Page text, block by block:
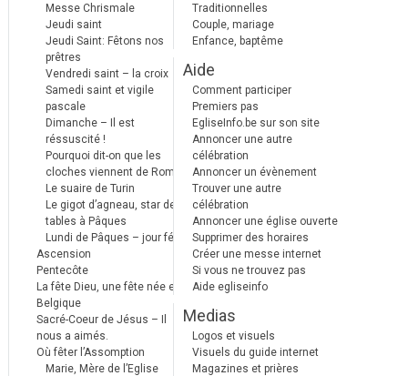
Messe Chrismale
Jeudi saint
Jeudi Saint: Fêtons nos
prêtres
Vendredi saint – la croix
Samedi saint et vigile
pascale
Dimanche – Il est
réssuscité !
Pourquoi dit-on que les
cloches viennent de Rome ?
Le suaire de Turin
Le gigot d’agneau, star des
tables à Pâques
Lundi de Pâques – jour férié
Ascension
Pentecôte
La fête Dieu, une fête née en
Belgique
Sacré-Coeur de Jésus – Il
nous a aimés.
Où fêter l’Assomption
Marie, Mère de l’Eglise
Traditionnelles
Couple, mariage
Enfance, baptême
Aide
Comment participer
Premiers pas
EgliseInfo.be sur son site
Annoncer une autre
célébration
Annoncer un évènement
Trouver une autre
célébration
Annoncer une église ouverte
Supprimer des horaires
Créer une messe internet
Si vous ne trouvez pas
Aide egliseinfo
Medias
Logos et visuels
Visuels du guide internet
Magazines et prières